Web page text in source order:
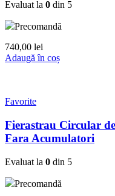
Evaluat la 0 din 5
Precomandă
740,00 lei
Adaugă în coș
Favorite
Fierastrau Circular
Fara Acumulatori
Evaluat la 0 din 5
Precomandă